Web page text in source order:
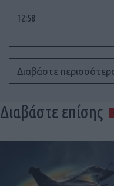
12:58
Διαβάστε
Διαβάστε επίσης